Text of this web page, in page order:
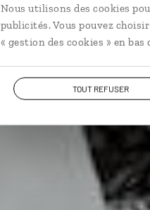
Nous utilisons des cookies
publicités. Vous pouvez
« gestion des cookies » en bas
TOUT REFUSER